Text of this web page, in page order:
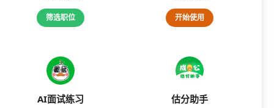
筛选职位 开始使用
AI面试练习 估分助手